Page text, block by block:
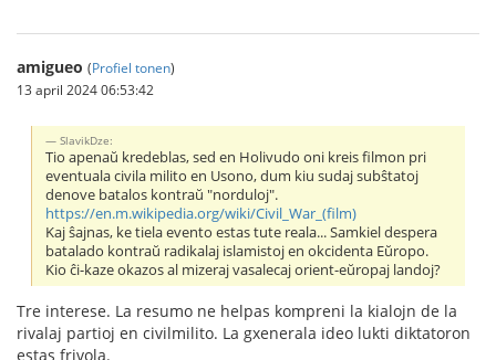
amigueo (Profiel tonen)
13 april 2024 06:53:42
SlavikDze:
Tio apenaŭ kredeblas, sed en Holivudo oni kreis filmon pri
eventuala civila milito en Usono, dum kiu sudaj subŝtatoj
denove batalos kontraŭ "norduloj".
https://en.m.wikipedia.org/wiki/Civil_War_(film)
Kaj ŝajnas, ke tiela evento estas tute reala... Samkiel despera
batalado kontraŭ radikalaj islamistoj en okcidenta Eŭropo.
Kio ĉi-kaze okazos al mizeraj vasalecaj orient-eŭropaj landoj?
Tre interese. La resumo ne helpas kompreni la kialojn de la
rivalaj partioj en civilmilito. La gxenerala ideo lukti diktatoron
estas frivola.